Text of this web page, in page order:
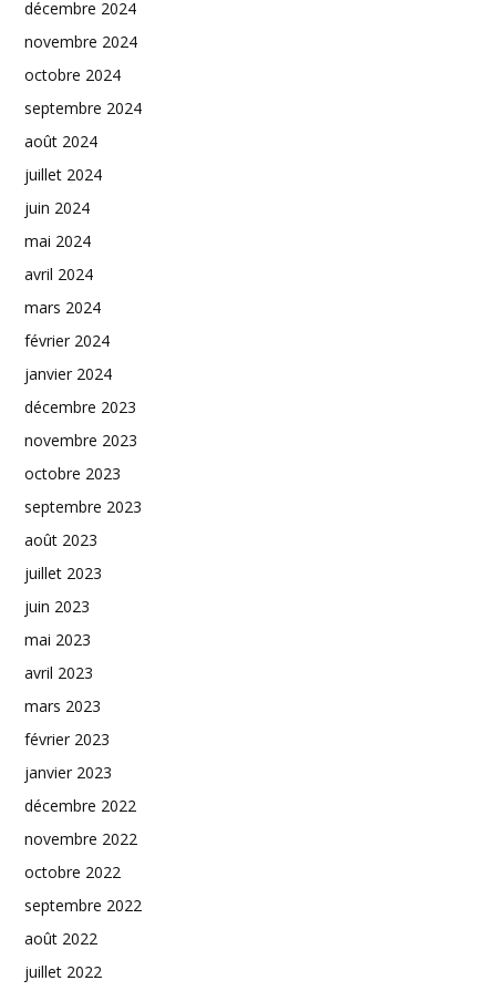
décembre 2024
novembre 2024
octobre 2024
septembre 2024
août 2024
juillet 2024
juin 2024
mai 2024
avril 2024
mars 2024
février 2024
janvier 2024
décembre 2023
novembre 2023
octobre 2023
septembre 2023
août 2023
juillet 2023
juin 2023
mai 2023
avril 2023
mars 2023
février 2023
janvier 2023
décembre 2022
novembre 2022
octobre 2022
septembre 2022
août 2022
juillet 2022